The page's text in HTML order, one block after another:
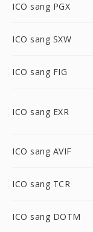
ICO sang PGX
ICO sang SXW
ICO sang FIG
ICO sang EXR
ICO sang AVIF
ICO sang TCR
ICO sang DOTM